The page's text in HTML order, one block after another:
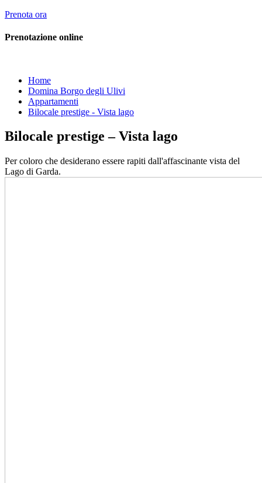
Prenota ora
Prenotazione online
Home
Domina Borgo degli Ulivi
Appartamenti
Bilocale prestige - Vista lago
Bilocale prestige – Vista lago
Per coloro che desiderano essere rapiti dall'affascinante vista del
Lago di Garda.